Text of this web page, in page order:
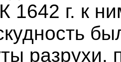
1642 г. к
разрухи,